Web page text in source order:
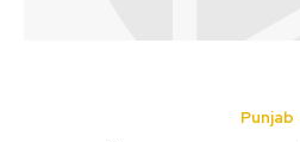
Punjab